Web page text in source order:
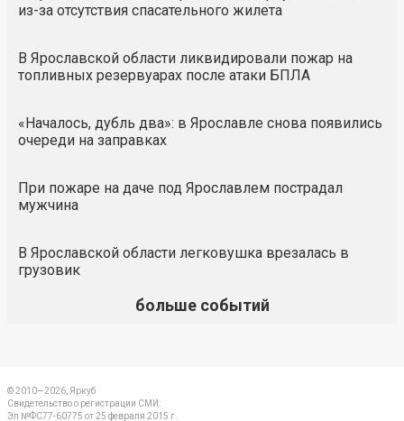
из-за отсутствия спасательного жилета
В Ярославской области ликвидировали пожар на
топливных резервуарах после атаки БПЛА
«Началось, дубль два»: в Ярославле снова появились
очереди на заправках
При пожаре на даче под Ярославлем пострадал
мужчина
В Ярославской области легковушка врезалась в
грузовик
больше событий
© 2010—2026, Яркуб
Свидетельство о регистрации СМИ:
Эл №ФС77-60775 от 25 февраля 2015 г.